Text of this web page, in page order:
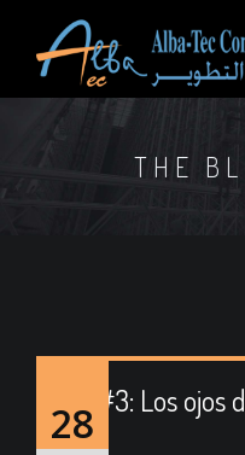
THE
28
Bone #3: Los
(PDF)